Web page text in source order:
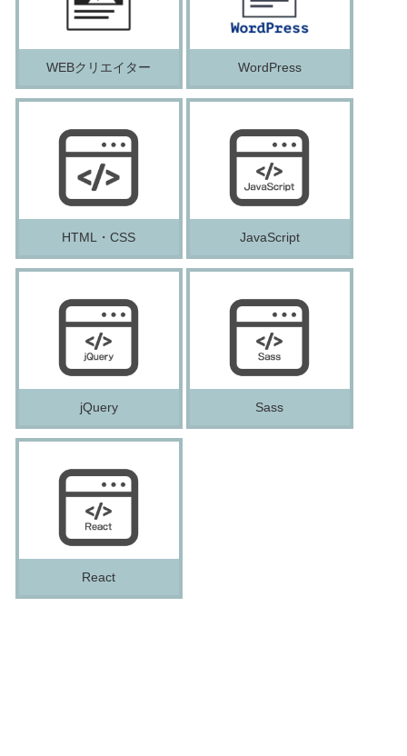
WEBクリエイター WordPress
HTML・CSS JavaScript
jQuery Sass
React